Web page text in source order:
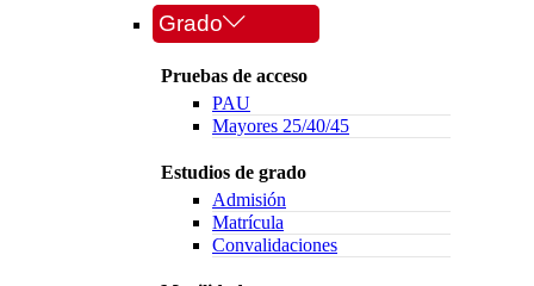
Grado
Pruebas de acceso
PAU
Mayores 25/40/45
Estudios de grado
Admisión
Matrícula
Convalidaciones